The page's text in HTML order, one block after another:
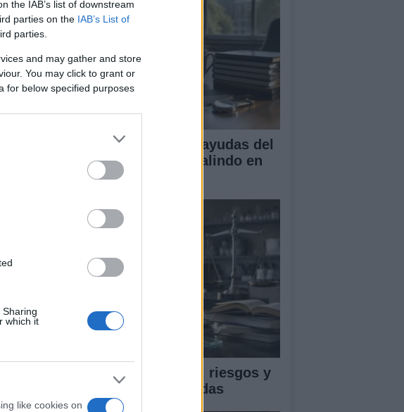
the IAB’s list of downstream
parties on the IAB’s List of
parties.
and may gather and store
You may click to grant or
for below specified purposes
which it
like cookies on
UJA obtiene cuatro ayudas del
programa Beatriz Galindo en
2026
Ética en IA: marcos, riesgos y
mitigaciones aplicadas